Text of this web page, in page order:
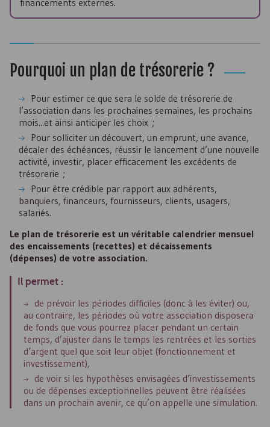
financements externes.
Pourquoi un plan de trésorerie ?
Pour estimer ce que sera le solde de trésorerie de
l’association dans les prochaines semaines, les prochains
mois...et ainsi anticiper les choix ;
Pour solliciter un découvert, un emprunt, une avance,
décaler des échéances, réussir le lancement d’une nouvelle
activité, investir, placer efficacement les excédents de
trésorerie ;
Pour être crédible par rapport aux adhérents,
banquiers, financeurs, fournisseurs, clients, usagers,
salariés.
Le plan de trésorerie est un véritable calendrier mensuel
des encaissements (recettes) et décaissements
(dépenses) de votre association.
Il permet :
de prévoir les périodes difficiles (donc à les éviter) ou,
au contraire, les périodes où votre association disposera
de fonds que vous pourrez placer pendant un certain
temps, d’ajuster dans le temps les rentrées et les sorties
d’argent quel que soit leur objet (fonctionnement et
investissement),
de voir si les hypothèses envisagées d’investissements
ou de dépenses exceptionnelles peuvent être réalisées
dans un prochain avenir, ce qu’on appelle une simulation.